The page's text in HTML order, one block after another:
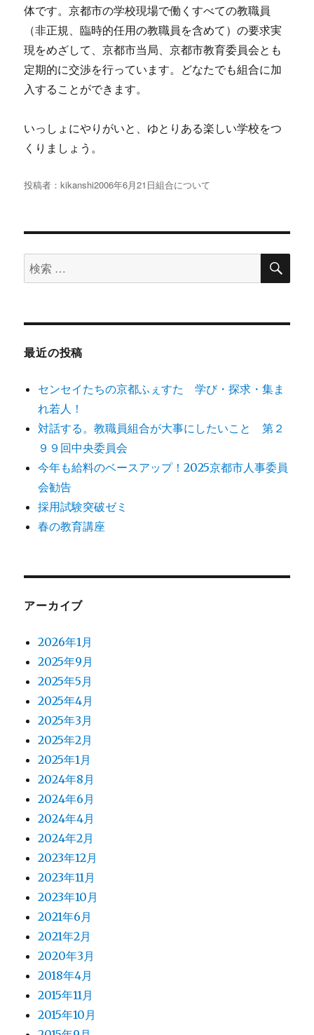
体です。京都市の学校現場で働くすべての教職員
（非正規、臨時的任用の教職員を含めて）の要求実
現をめざして、京都市当局、京都市教育委員会とも
定期的に交渉を行っています。どなたでも組合に加
入することができます。
いっしょにやりがいと、ゆとりある楽しい学校をつ
くりましょう。
投稿者：kikanshi投
2006年6月21日組合について
検
索
象:
検
最近の投稿
センセイたちの京都ふぇすた 学び・探求・集ま
れ若人！
対話する。教職員組合が大事にしたいこと 第２
９９回中央委員会
今年も給料のベースアップ！2025京都市人事委員
会勧告
採用試験突破ゼミ
春の教育講座
アーカイブ
2026年1月
2025年9月
2025年5月
2025年4月
2025年3月
2025年2月
2025年1月
2024年8月
2024年6月
2024年4月
2024年2月
2023年12月
2023年11月
2023年10月
2021年6月
2021年2月
2020年3月
2018年4月
2015年11月
2015年10月